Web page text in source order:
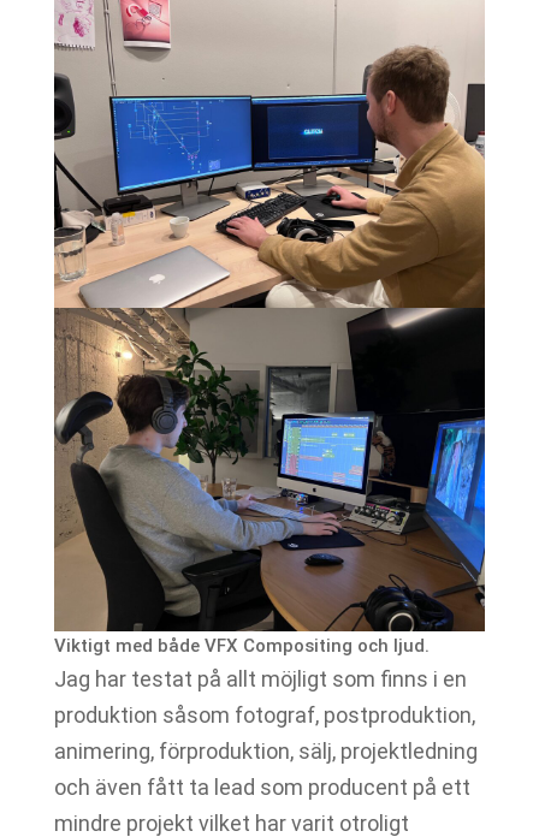
Viktigt med både VFX Compositing och ljud.
Jag har testat på allt möjligt som finns i en
produktion såsom fotograf, postproduktion,
animering, förproduktion, sälj, projektledning
och även fått ta lead som producent på ett
mindre projekt vilket har varit otroligt